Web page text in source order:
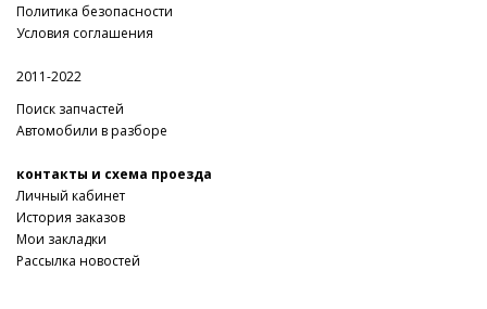
Политика безопасности
Условия соглашения
2011-2022
Поиск запчастей
Автомобили в разборе
контакты и схема проезда
Личный кабинет
История заказов
Мои закладки
Рассылка новостей